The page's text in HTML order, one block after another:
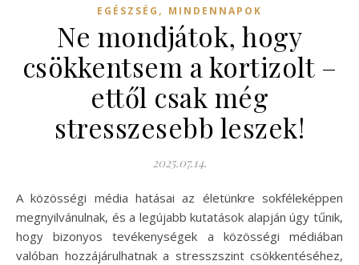
EGÉSZSÉG , MINDENNAPOK
Ne mondjátok, hogy
csökkentsem a kortizolt –
ettől csak még
stresszesebb leszek!
2025.07.14.
A közösségi média hatásai az életünkre sokféleképpen
megnyilvánulnak, és a legújabb kutatások alapján úgy tűnik,
hogy bizonyos tevékenységek a közösségi médiában
valóban hozzájárulhatnak a stresszszint csökkentéséhez,